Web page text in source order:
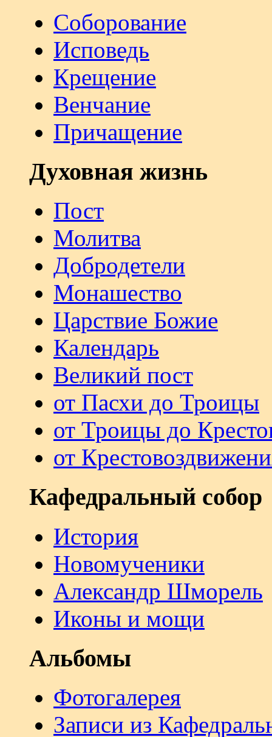
Соборование
Исповедь
Крещение
Венчание
Причащение
Духовная жизнь
Пост
Молитва
Добродетели
Монашество
Царствие Божие
Календарь
Великий пост
от Пасхи до Троицы
от Троицы до
от
Кафедральный собор
История
Новомученики
Александр Шморель
Иконы и мощи
Альбомы
Фотогалерея
Записи из